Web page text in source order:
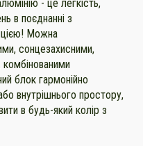
- це легкість,
в поєднанні з
Можна
сонцезахисними,
блок гармонійно
внутрішнього простору,
в будь-який колір з